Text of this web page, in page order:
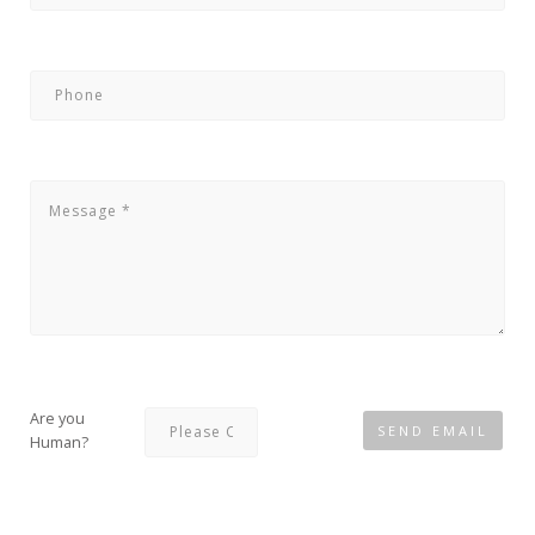
Are you
Human?